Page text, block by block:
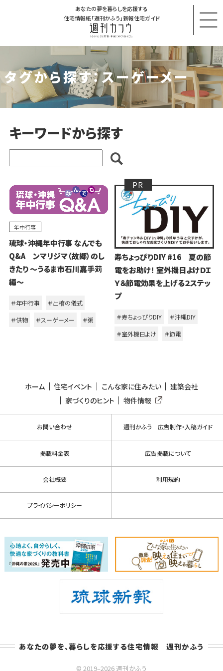
あなたの夢を暮らしを応援する
住宅情報紙「週刊かふう」新報住宅ガイド
タグから探す：スーゲーメー
キーワードから探す
年中行事
琉球・沖縄年中行事 なんでも
Q&A ンマリジマ（故郷）のし
きたり ～うるま市石川嘉手苅
編～
＃年中行事
＃出棺の儀式
＃供物
＃スーゲーメー ＃粥
寿ちょっぴりDIY #16 夏の節
電をお助け！ 室外機日よけＤＩ
Ｙ＆節電効果を上げる２ステッ
プ
＃寿ちょっぴりDIY
＃沖縄DIY
＃室外機日よけ
＃節電
ホーム 住宅イベント こんな家に住みたい
建築会社
家づくりのヒント
物件情報
お問い合わせ 週刊かふう 広告制作・入稿ガイド
掲載料金表 広告掲載について
会社概要 利用規約
プライバシーポリシー
あなたの夢を、暮らしを応援する住宅情報 週刊かふう
© 2019–2026 週刊かふう